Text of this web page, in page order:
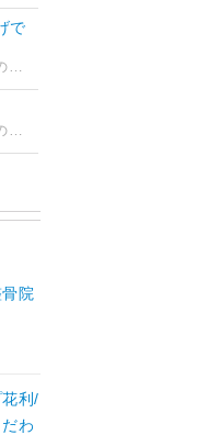
で
[大阪・南河内の情報紙「らくうぇる。」 の編集部ブログ] 2026/07/24 15:31
[大阪・南河内の情報紙「らくうぇる。」 の編集部ブログ] 2026/07/23 19:32
院
利/
わ